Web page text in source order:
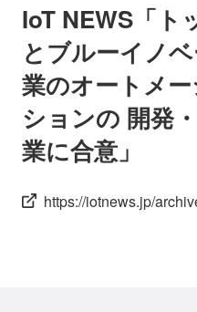
IoT NEWS「ト
とブルーイノ
業のオートメ
ションの 開発
業に合意」
https://iotnews.jp/